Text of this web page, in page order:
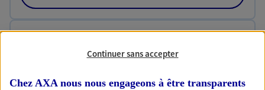
Votre logement est unique, comme vous. Le
protégeant ce qui vous tient à coeur.
Continuer sans accepter
Chez AXA nous nous engageons à être transparents